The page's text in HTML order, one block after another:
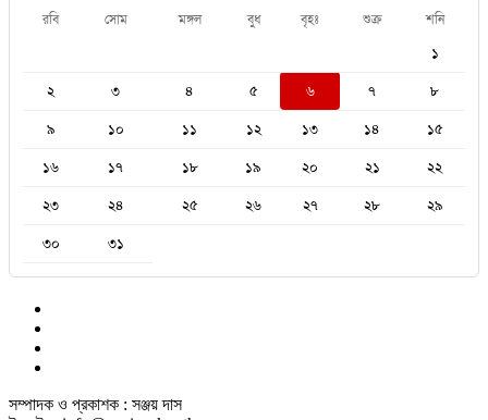
রবি সোম মঙ্গল বুধ বৃহঃ শুক্র শনি
১
২
৩ ৪ ৫ ৬ ৭
৮
৯
১০ ১১ ১২ ১৩ ১৪
১৫
১৬
১৭ ১৮ ১৯ ২০ ২১
২২
২৩
২৪ ২৫ ২৬ ২৭ ২৮
২৯
৩০
৩১
সম্পাদক ও প্রকাশক : সঞ্জয় দাস